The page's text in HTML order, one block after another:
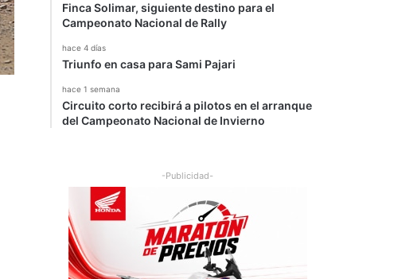
Finca Solimar, siguiente destino para el
Campeonato Nacional de Rally
hace 4 días
Triunfo en casa para Sami Pajari
hace 1 semana
Circuito corto recibirá a pilotos en el arranque
del Campeonato Nacional de Invierno
-Publicidad-